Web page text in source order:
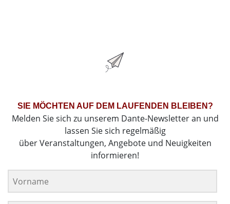
SIE MÖCHTEN AUF DEM LAUFENDEN BLEIBEN?
Melden Sie sich zu unserem Dante-Newsletter an und
lassen Sie sich regelmäßig
über Veranstaltungen, Angebote und Neuigkeiten
informieren!